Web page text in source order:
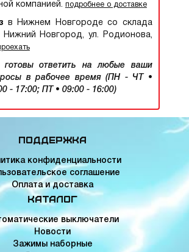
компанией. подробнее о доставке
в Нижнем Новгороде со склада
Нижний Новгород, ул. Родионова,
ответить на любые ваши
в рабочее время (ПН - ЧТ •
- 17:00; ПТ • 09:00 - 16:00)
Поддержка
конфиденциальности
соглашение
Оплата и доставка
Каталог
выключатели
Новости
Зажимы наборные